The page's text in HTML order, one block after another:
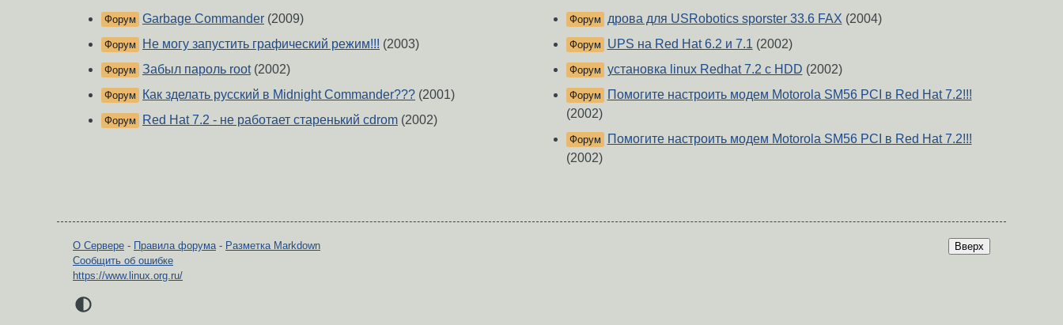
Форум Garbage Commander (2009)
Форум Не могу запустить графический режим!!! (2003)
Форум Забыл пароль root(2002)
Форум Как зделать русский в Midnight Commander??? (2001)
Форум Red Hat 7.2 - не работает старенький cdrom (2002)
Форум дрова для USRobotics sporster 33.6 FAX (2004)
Форум UPS на Red Hat 6.2 и 7.1 (2002)
Форум установка linux Redhat 7.2 с HDD (2002)
Форум
Помогите настроить модем Motorola SM56 PCI в Red Hat 7.2!!!
(2002)
Форум
Помогите настроить модем Motorola SM56 PCI в Red Hat 7.2!!!
(2002)
Вверх
О Сервере - Правила форума- Разметка Markdown
Сообщить об ошибке
https://www.linux.org.ru/